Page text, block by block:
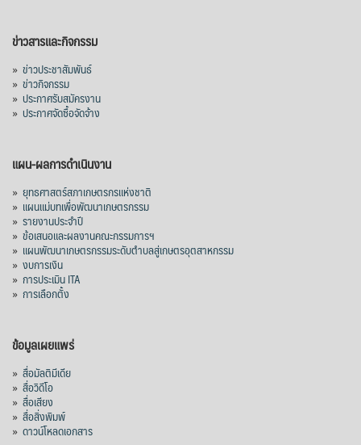
ข่าวสารและกิจกรรม
» ข่าวประชาสัมพันธ์
» ข่าวกิจกรรม
» ประกาศรับสมัครงาน
» ประกาศจัดซื้อจัดจ้าง
แผน-ผลการดำเนินงาน
» ยุทธศาสตร์สภาเกษตรกรแห่งชาติ
» แผนแม่บทเพื่อพัฒนาเกษตรกรรม
» รายงานประจำปี
» ข้อเสนอและผลงานคณะกรรมการฯ
» แผนพัฒนาเกษตรกรรมระดับตำบลสู่เกษตรอุตสาหกรรม
» งบการเงิน
» การประเมิน ITA
» การเลือกตั้ง
ข้อมูลเผยแพร่
» สื่อมัลติมีเดีย
» สื่อวิดีโอ
» สื่อเสียง
» สื่อสิ่งพิมพ์
» ดาวน์โหลดเอกสาร